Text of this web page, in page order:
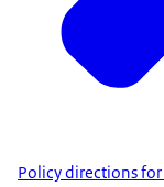
Policy directions